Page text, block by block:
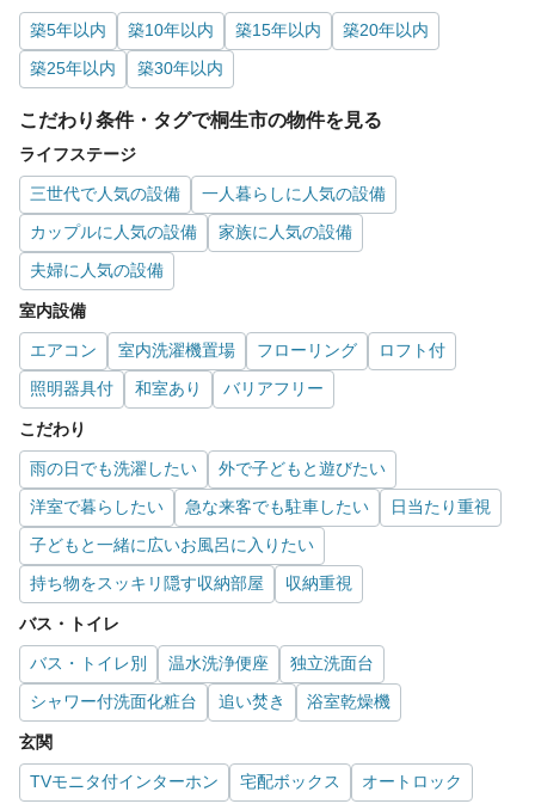
築5年以内 築10年以内 築15年以内
築20年以内
築25年以内
築30年以内
こだわり条件・タグで桐生市の物件を見る
ライフステージ
三世代で人気の設備
一人暮らしに人気の設備
カップルに人気の設備
家族に人気の設備
夫婦に人気の設備
室内設備
エアコン 室内洗濯機置場 フローリング
ロフト付
照明器具付
和室あり バリアフリー
こだわり
雨の日でも洗濯したい
外で子どもと遊びたい
洋室で暮らしたい
急な来客でも駐車したい
日当たり重視
子どもと一緒に広いお風呂に入りたい
持ち物をスッキリ隠す収納部屋
収納重視
バス・トイレ
バス・トイレ別 温水洗浄便座
独立洗面台
シャワー付洗面化粧台
追い焚き 浴室乾燥機
玄関
TVモニタ付インターホン 宅配ボックス オートロック